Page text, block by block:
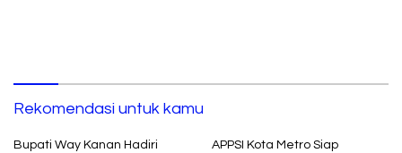
Rekomendasi untuk kamu
Bupati Way Kanan Hadiri
APPSI Kota Metro Siap